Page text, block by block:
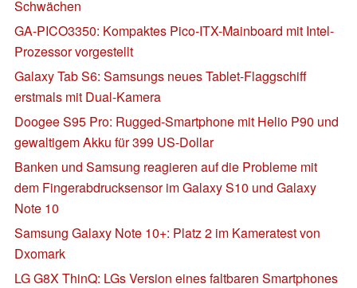
Schwächen
GA-PICO3350: Kompaktes Pico-ITX-Mainboard mit Intel-
Prozessor vorgestellt
Galaxy Tab S6: Samsungs neues Tablet-Flaggschiff
erstmals mit Dual-Kamera
Doogee S95 Pro: Rugged-Smartphone mit Helio P90 und
gewaltigem Akku für 399 US-Dollar
Banken und Samsung reagieren auf die Probleme mit
dem Fingerabdrucksensor im Galaxy S10 und Galaxy
Note 10
Samsung Galaxy Note 10+: Platz 2 im Kameratest von
Dxomark
LG G8X ThinQ: LGs Version eines faltbaren Smartphones